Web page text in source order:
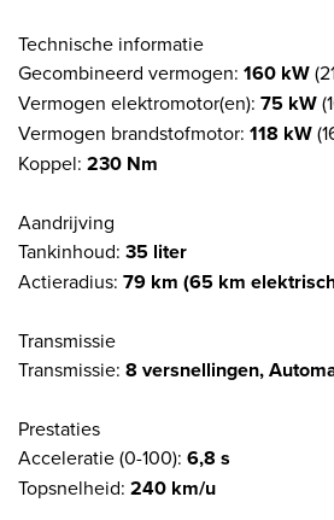
Technische informatie
Gecombineerd vermogen: 160 kW
Vermogen elektromotor(en): 75 kW
Vermogen brandstofmotor: 118 kW
Koppel: 230 Nm
Aandrijving
Tankinhoud: 35 liter
Actieradius: 79 km (65 km
Transmissie
Transmissie: 8 versnellingen,
Prestaties
Acceleratie (0-100): 6,8 s
Topsnelheid: 240 km/u